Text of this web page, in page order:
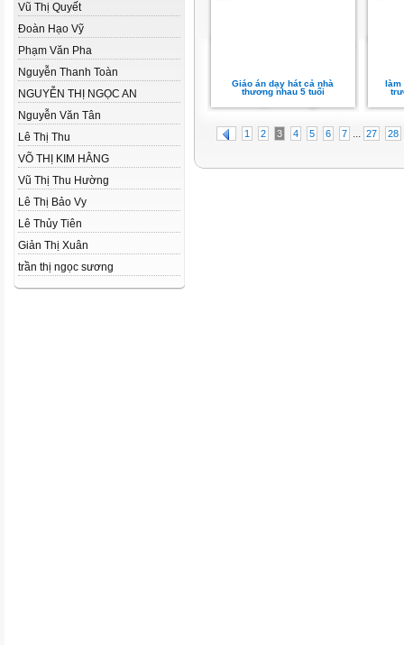
Vũ Thị Quyết
Đoàn Hạo Vỹ
Phạm Văn Pha
Nguyễn Thanh Toàn
NGUYỄN THỊ NGỌC AN
Nguyễn Văn Tân
Lê Thị Thu
VÕ THỊ KIM HẰNG
Vũ Thị Thu Hường
Lê Thị Bảo Vy
Lê Thủy Tiên
Giản Thị Xuân
trần thị ngọc sương
Giáo án dạy hát cả nhà
thương nhau 5 tuổi
làm
1 2 3 4 5 6 7 ... 27 28